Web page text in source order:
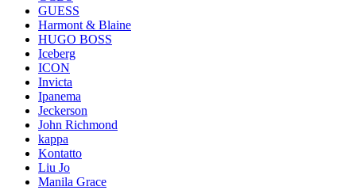
GUESS
Harmont & Blaine
HUGO BOSS
Iceberg
ICON
Invicta
Ipanema
Jeckerson
John Richmond
kappa
Kontatto
Liu Jo
Manila Grace